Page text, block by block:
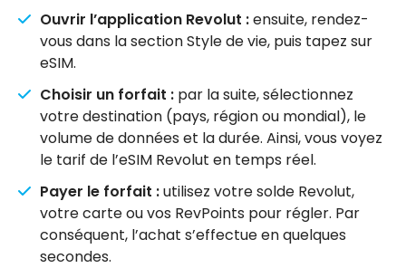
Ouvrir l’application Revolut :ensuite, rendez-
vous dans la section Style de vie, puis tapez sur
eSIM.
Choisir un forfait : par la suite, sélectionnez
votre destination (pays, région ou mondial), le
volume de données et la durée. Ainsi, vous voyez
le tarif de l’eSIM Revolut en temps réel.
Payer le forfait :utilisez votre solde Revolut,
votre carte ou vos RevPoints pour régler. Par
conséquent, l’achat s’effectue en quelques
secondes.